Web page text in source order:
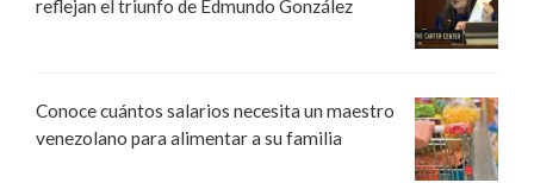
reflejan el triunfo de Edmundo González
Conoce cuántos salarios necesita un maestro
venezolano para alimentar a su familia